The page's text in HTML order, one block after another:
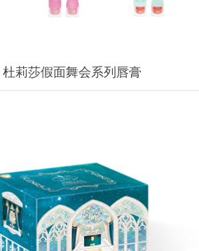
杜莉莎假面舞会系列唇膏